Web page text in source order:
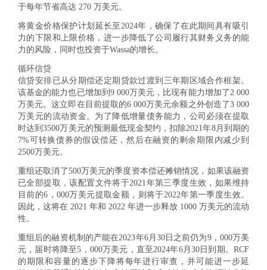
于每年节省高达 270 万美元。
将黄金价格保护计划延长至2024年，确保了在此期间具有吸引
力的下限和上限价格，进一步降低了公司履行其财务义务的能
力的风险，同时也投资于Wassa的增长。
循环信贷
信贷安排已从分期偿还定期贷款过渡到三年期区域合作框架。
该基金的能力也已增加到9 000万美元，比现有能力增加了2 000
万美元。这立即在目前提取的6 000万美元余额之外创造了3 000
万美元的流动资金。为了降低增量债务能力，公司必须在提取
时达到3500万美元的预测最低现金契约，扣除2021年8月到期的
7%可转换债券的假设偿还，然后在融资的剩余期限内减少到
2500万美元。
重组还取消了500万美元的季度资本偿还摊销情况，如果该融资
已全部提取，该配置文件将于2021年第三季度生效，如果维持
目前的6，000万美元提取金额，则将于2022年第一季度生效。
因此，这将在 2021 年和 2022 年进一步释放 1000 万美元的流动
性。
重组后的融资机制的产能在2023年6月30日之前仍为9，000万美
元，届时将降至5，000万美元，直至2024年6月30日到期。RCF
的期限和容量的逐步下降将每年进行审查，并可能进一步延